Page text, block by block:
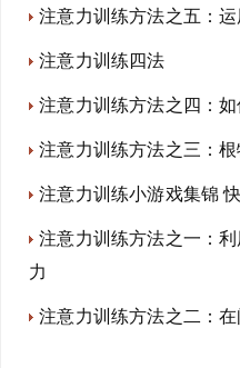
注意力训练方法之五：
注意力训练四法
注意力训练方法之四：
注意力训练方法之三：
注意力训练小游戏集锦
注意力训练方法之一：
力
注意力训练方法之二：